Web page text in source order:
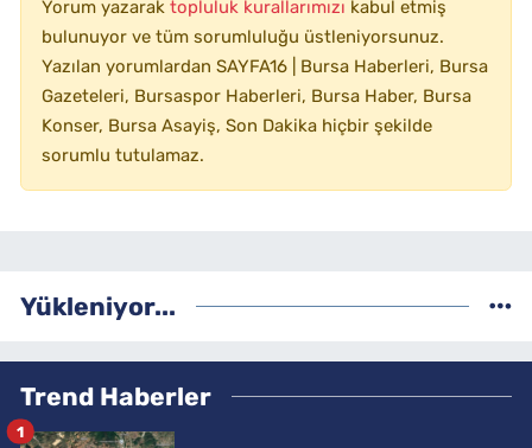
Yorum yazarak topluluk kurallarımızı kabul etmiş
bulunuyor ve tüm sorumluluğu üstleniyorsunuz.
Yazılan yorumlardan SAYFA16 | Bursa Haberleri, Bursa
Gazeteleri, Bursaspor Haberleri, Bursa Haber, Bursa
Konser, Bursa Asayiş, Son Dakika hiçbir şekilde
sorumlu tutulamaz.
Yükleniyor...
Trend Haberler
1